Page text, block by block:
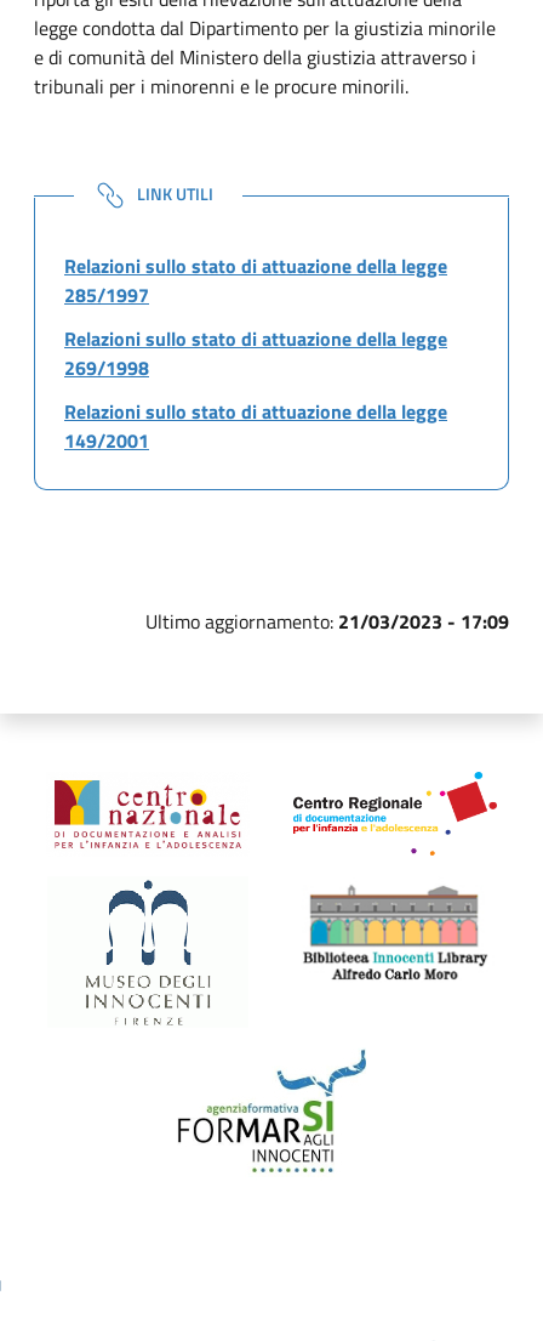
legge condotta dal Dipartimento per la giustizia minorile
e di comunità del Ministero della giustizia attraverso i
tribunali per i minorenni e le procure minorili.
NOTE
LINK UTILI
Relazioni sullo stato di attuazione della legge
285/1997
Relazioni sullo stato di attuazione della legge
269/1998
Relazioni sullo stato di attuazione della legge
149/2001
Ultimo aggiornamento: 21/03/2023 - 17:09
Organismi collegati